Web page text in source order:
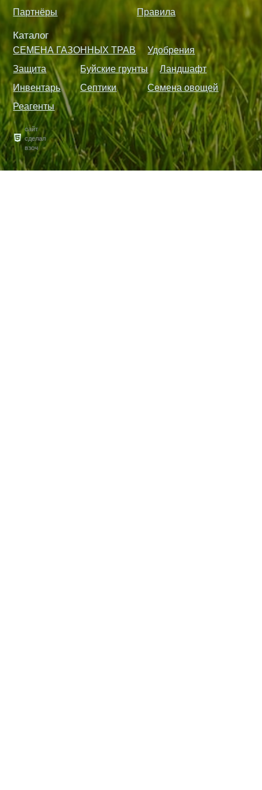
Партнёры
Правила
Каталог
СЕМЕНА ГАЗОННЫХ ТРАВ
Удобрения
Защита
Буйские грунты
Ландшафт
Инвентарь
Септики
Семена овощей
Реагенты
сайт
сделал
взоч